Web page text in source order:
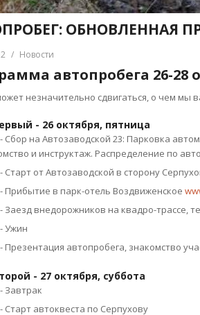
ОБНОВЛЕННАЯ
/ Новости
автопробега 26-28
незначительно сдвигаться, о чем мы
- 26 октября, пятница
- Сбор на Автозаводской 23: Парковка
и инструктаж. Распределение по
- Старт от Автозаводской в сторону
- Прибытие в парк-отель Воздвиженское
- Заезд внедорожников на квадро-трассе,
Ужин
- Презентация автопробега, знакомство
- 27 октября, суббота
Завтрак
- Старт автоквеста по Серпухову